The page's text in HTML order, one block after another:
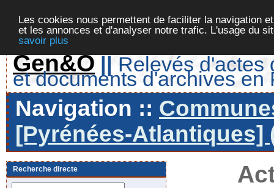
Les cookies nous permettent de faciliter la navigation
et les annonces et d'analyser notre trafic. L'usage du
savoir plus
Gen&O || Relevés d'actes
et documents d'archives en
Navigation ::
[Pyrénées-Atlantiques]
Recherche directe